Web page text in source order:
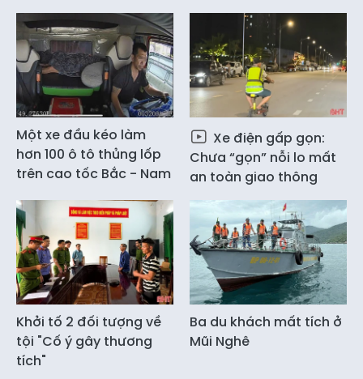
Một xe đầu kéo làm
hơn 100 ô tô thủng lốp
trên cao tốc Bắc - Nam
Xe điện gấp gọn:
Chưa “gọn” nỗi lo mất
an toàn giao thông
Khởi tố 2 đối tượng về
tội "Cố ý gây thương
tích"
Ba du khách mất tích ở
Mũi Nghê